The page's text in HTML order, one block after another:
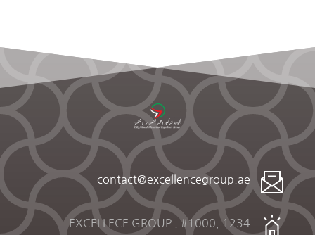
contact@excellencegroup.ae
1234 EXCELLECE GROUP . #1000,